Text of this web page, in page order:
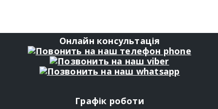
Онлайн консультація
Графік роботи